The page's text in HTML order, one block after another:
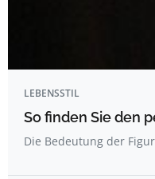
LEBENSSTIL
So finden Sie den
Die Bedeutung der